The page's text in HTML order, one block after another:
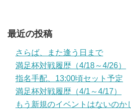
最近の投稿
さらば、また逢う日まで
満足杯対戦履歴（4/18～4/26）
指名手配、13:00頃セット予定
満足杯対戦履歴（4/1～4/17）
もう新規のイベントはないのか